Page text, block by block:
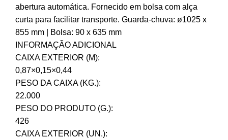
abertura automática. Fornecido em bolsa com alça
curta para facilitar transporte. Guarda-chuva: ø1025 x
855 mm | Bolsa: 90 x 635 mm
INFORMAÇÃO ADICIONAL
CAIXA EXTERIOR (M):
0,87×0,15×0,44
PESO DA CAIXA (KG.):
22.000
PESO DO PRODUTO (G.):
426
CAIXA EXTERIOR (UN.):